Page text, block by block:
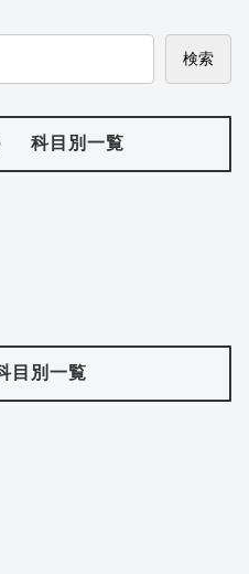
検索
科目別一覧
目別一覧